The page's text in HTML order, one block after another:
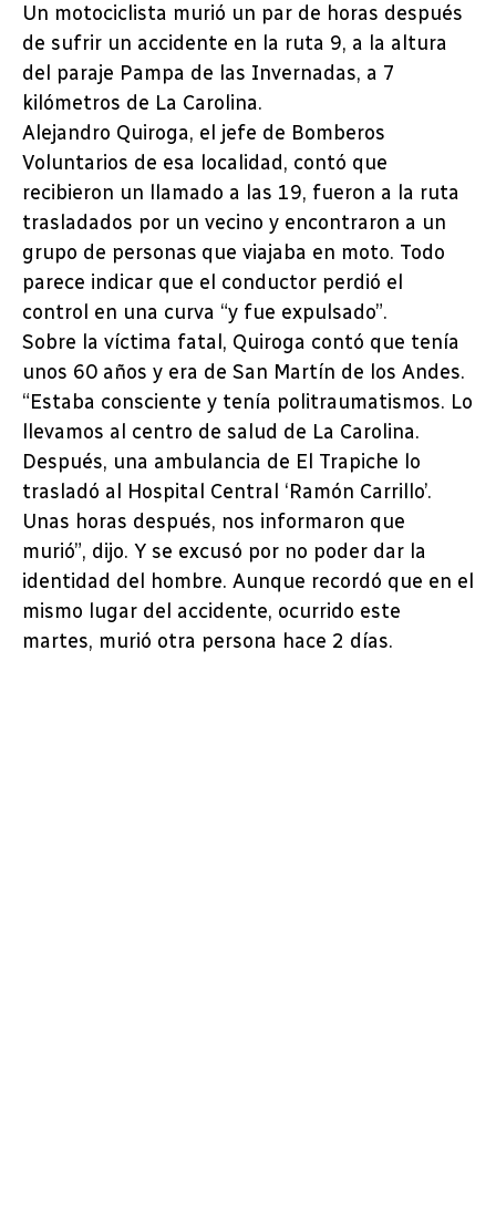
Un motociclista murió un par de horas después
de sufrir un accidente en la ruta 9, a la altura
del paraje Pampa de las Invernadas, a 7
kilómetros de La Carolina.
Alejandro Quiroga, el jefe de Bomberos
Voluntarios de esa localidad, contó que
recibieron un llamado a las 19, fueron a la ruta
trasladados por un vecino y encontraron a un
grupo de personas que viajaba en moto. Todo
parece indicar que el conductor perdió el
control en una curva “y fue expulsado”.
Sobre la víctima fatal, Quiroga contó que tenía
unos 60 años y era de San Martín de los Andes.
“Estaba consciente y tenía politraumatismos. Lo
llevamos al centro de salud de La Carolina.
Después, una ambulancia de El Trapiche lo
trasladó al Hospital Central ‘Ramón Carrillo’.
Unas horas después, nos informaron que
murió”, dijo. Y se excusó por no poder dar la
identidad del hombre. Aunque recordó que en el
mismo lugar del accidente, ocurrido este
martes, murió otra persona hace 2 días.